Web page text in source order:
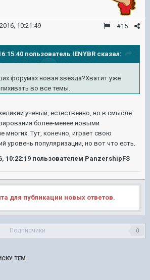
#15
10:21:49
пользователь IENYBR сказал:
форумах новая звезда?Хватит уже
во все темы.
ученый, естественно, но в смысле
более-менее новыми
многих. Тут, конечно, играет свою
уровень популяризации, но вот что есть.
10:22:19 пользователем PanzershipFS
для публикации новых ответов.
Подписчики 0
ТЕМ